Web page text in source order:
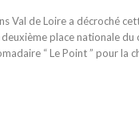
Val de Loire a décroché
place nationale du
“ Le Point ” pour la